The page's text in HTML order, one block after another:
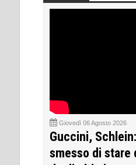
Giovedì 06 Agosto 2026
Guccini,
smesso di stare